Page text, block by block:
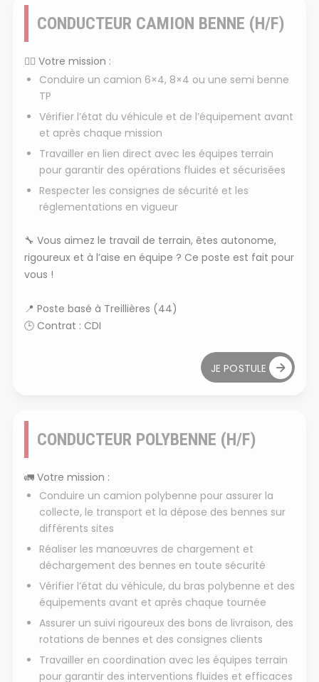
CONDUCTEUR CAMION BENNE (H/F)
👷 Votre mission :
Conduire un camion 6×4, 8×4 ou une semi benne
TP
Vérifier l’état du véhicule et de l’équipement avant
et après chaque mission
Travailler en lien direct avec les équipes terrain
pour garantir des opérations fluides et sécurisées
Respecter les consignes de sécurité et les
réglementations en vigueur
🔧 Vous aimez le travail de terrain, êtes autonome,
rigoureux et à l’aise en équipe ? Ce poste est fait pour
vous !
📍 Poste basé à Treillières (44)
🕒Contrat : CDI
JE POSTULE
CONDUCTEUR POLYBENNE (H/F)
🚛Votre mission :
Conduire un camion polybenne pour assurer la
collecte, le transport et la dépose des bennes sur
différents sites
Réaliser les manœuvres de chargement et
déchargement des bennes en toute sécurité
Vérifier l’état du véhicule, du bras polybenne et des
équipements avant et après chaque tournée
Assurer un suivi rigoureux des bons de livraison, des
rotations de bennes et des consignes clients
Travailler en coordination avec les équipes terrain
pour garantir des interventions fluides et efficaces